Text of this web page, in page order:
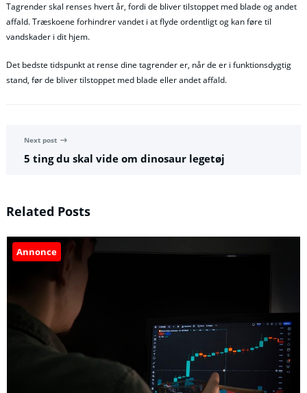
Tagrender skal renses hvert år, fordi de bliver tilstoppet med blade og andet
affald. Træskoene forhindrer vandet i at flyde ordentligt og kan føre til
vandskader i dit hjem.
Det bedste tidspunkt at rense dine tagrender er, når de er i funktionsdygtig
stand, før de bliver tilstoppet med blade eller andet affald.
Next post
5 ting du skal vide om dinosaur legetøj
Related Posts
Annonce